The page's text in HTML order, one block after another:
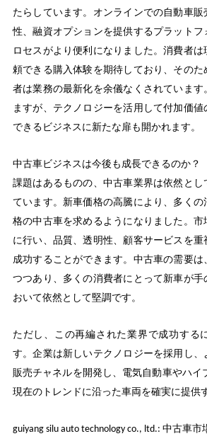
たらしています。オンラインでの自動車販
性、融資オプションを提供するプラット
ロセスがより便利になりました。消費者
頼できる購入体験を期待しており、その
者は業務の最新化を余儀なくされています
ますが、テクノロジーを活用して付加価
できるビジネスに新たな扉も開かれます。
中古車ビジネスは今後も成長できるのか？
課題はあるものの、中古車業界は依然とし
ています。新車価格の高騰により、多くの
格の中古車を求めるようになりました。
に行い、品質、透明性、顧客サービスを
成功することができます。中古車の需要は
つつあり、多くの消費者にとって新車が手
おいて依然として堅調です。
ただし、この再編された業界で成功する
す。企業は新しいテクノロジーを採用し、
販売チャネルを開発し、電気自動車やハイ
現在のトレンドに沿った車両を確実に提供
guiyang silu auto technology co., ltd.: 中古車